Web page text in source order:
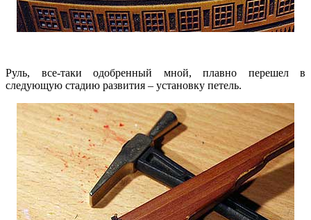
Руль, все-таки одобренный мной, плавно перешел в
следующую стадию развития – установку петель.